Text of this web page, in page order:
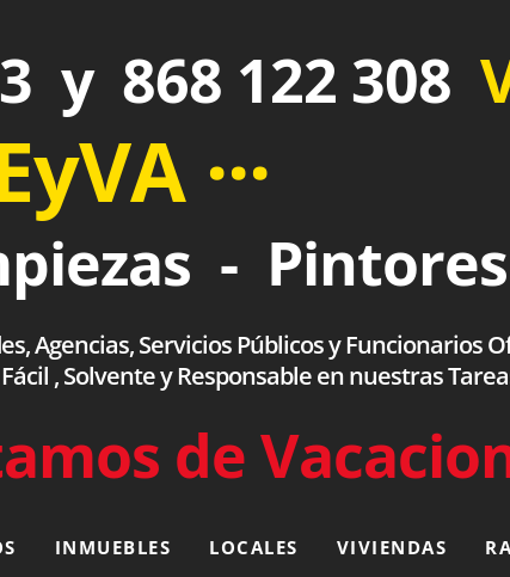
y 868 122 308
···
- Pintores
Agencias, Servicios Públicos y Funcionarios
, Solvente y Responsable en nuestras
de
INMUEBLES LOCALES VIVIENDAS